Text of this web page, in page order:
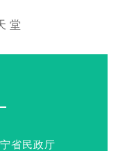
堂
省民政厅